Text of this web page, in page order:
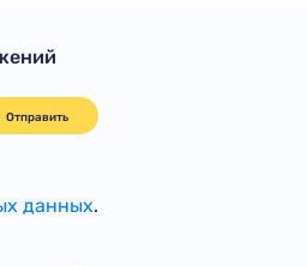
Отправить
данных.